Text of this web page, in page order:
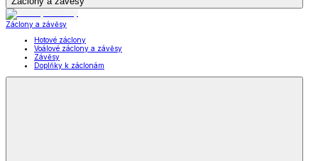
Záclony a závěsy
Hotové záclony
Voálové záclony a závěsy
Závěsy
Doplňky k záclonám